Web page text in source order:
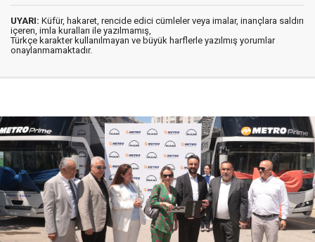
UYARI: Küfür, hakaret, rencide edici cümleler veya imalar, inançlara saldırı
içeren, imla kuralları ile yazılmamış,
Türkçe karakter kullanılmayan ve büyük harflerle yazılmış yorumlar
onaylanmamaktadır.